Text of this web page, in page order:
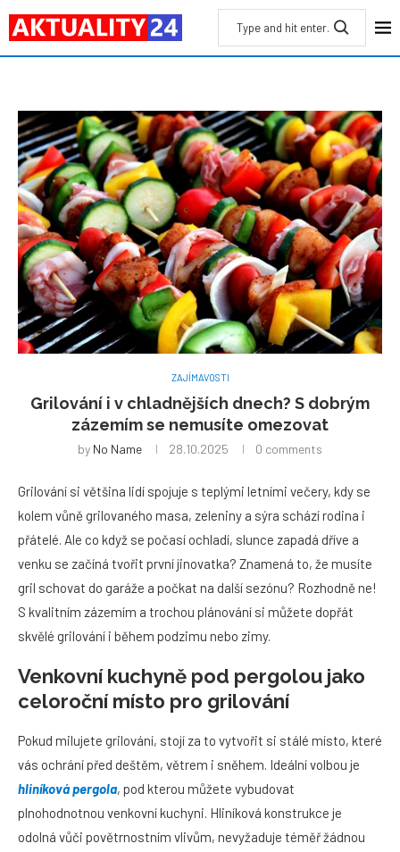
ZAJÍMAVOSTI
Grilování i v chladnějších dnech? S dobrým
zázemím se nemusíte omezovat
by No Name 28.10.2025 0 comments
Grilování si většina lidí spojuje s teplými letními večery, kdy se
kolem vůně grilovaného masa, zeleniny a sýra schází rodina i
přátelé. Ale co když se počasí ochladí, slunce zapadá dříve a
venku se začíná tvořit první jinovatka? Znamená to, že musíte
gril schovat do garáže a počkat na další sezónu? Rozhodně ne!
S kvalitním zázemím a trochou plánování si můžete dopřát
skvělé grilování i během podzimu nebo zimy.
Venkovní kuchyně pod pergolou jako
celoroční místo pro grilování
Pokud milujete grilování, stojí za to vytvořit si stálé místo, které
vás ochrání před deštěm, větrem i sněhem. Ideální volbou je
hliníková pergola, pod kterou můžete vybudovat
plnohodnotnou venkovní kuchyni. Hliníková konstrukce je
odolná vůči povětrnostním vlivům, nevyžaduje téměř žádnou